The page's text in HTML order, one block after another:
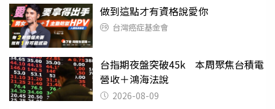
做到這點才有資格說愛你
台灣癌症基金會
台指期夜盤突破45k 本周聚焦台積電
營收＋鴻海法說
2026-08-09